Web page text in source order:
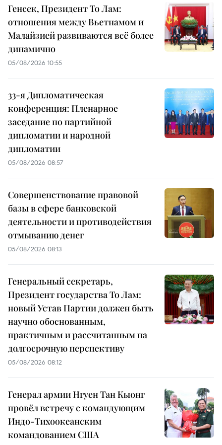
Генсек, Президент То Лам:
отношения между Вьетнамом и
Малайзией развиваются всё более
динамично
05/08/2026 10:55
33-я Дипломатическая
конференция: Пленарное
заседание по партийной
дипломатии и народной
дипломатии
05/08/2026 08:57
Совершенствование правовой
базы в сфере банковской
деятельности и противодействия
отмыванию денег
05/08/2026 08:13
Генеральный секретарь,
Президент государства То Лам:
новый Устав Партии должен быть
научно обоснованным,
практичным и рассчитанным на
долгосрочную перспективу
05/08/2026 08:12
Генерал армии Нгуен Тан Кыонг
провёл встречу с командующим
Индо-Тихоокеанским
командованием США